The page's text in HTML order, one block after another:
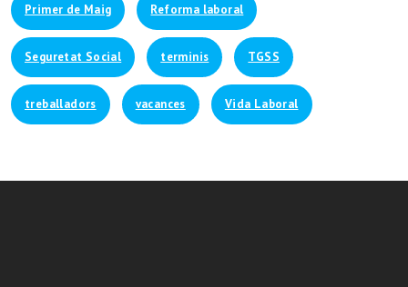
Primer de Maig Reforma laboral
Seguretat Social terminis TGSS
treballadors vacances Vida Laboral